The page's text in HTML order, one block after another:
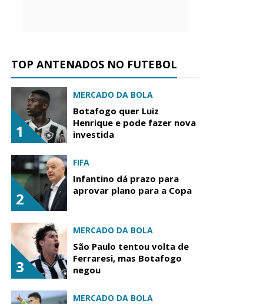
TOP ANTENADOS NO FUTEBOL
1
MERCADO DA BOLA
Botafogo quer Luiz
Henrique e pode fazer nova
investida
2
FIFA
Infantino dá prazo para
aprovar plano para a Copa
3
MERCADO DA BOLA
São Paulo tentou volta de
Ferraresi, mas Botafogo
negou
MERCADO DA BOLA